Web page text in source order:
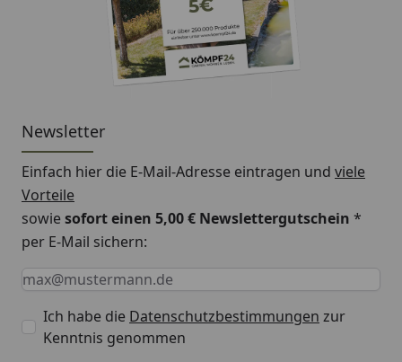
Newsletter
Einfach hier die E-Mail-Adresse eintragen und viele
Vorteile
sowiesofort einen 5,00 € Newslettergutschein *
per E-Mail sichern:
Keine Eingabe erforderlich
Eingabe erforderlich
E-Mail *
Ich habe die Datenschutzbestimmungen zur
Kenntnis genommen